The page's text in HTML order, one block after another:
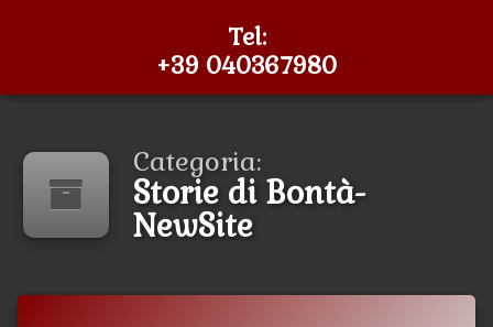
Tel:
+39 040367980
Categoria:
Storie di Bontà-
NewSite